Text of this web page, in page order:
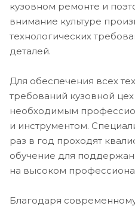
кузовном ремонте и
внимание культуре
технологических
деталей.
Для обеспечения всех
требований кузовной
необходимым
и инструментом.
раз в год проходят
обучение для
на высоком
Благодаря